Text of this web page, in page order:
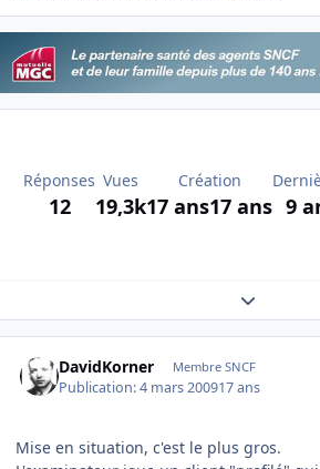
Réponses
12
Vues
19,3k
Création
17 ans17 ans 9
Expand
DavidKorner Membre SNCF
Publication:4 mars 200917 ans
Mise en situation, c'est le plus gros.